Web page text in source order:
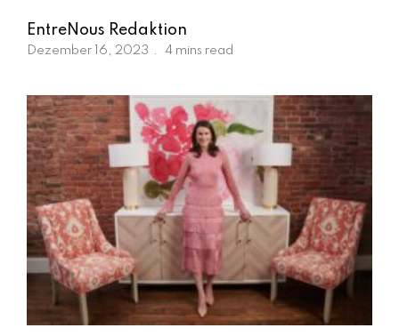
m
a
zi
n
a
u
s
Ö
st
rr
ei
c
EntreNous Redaktion
Dezember 16, 2023 4 mins read